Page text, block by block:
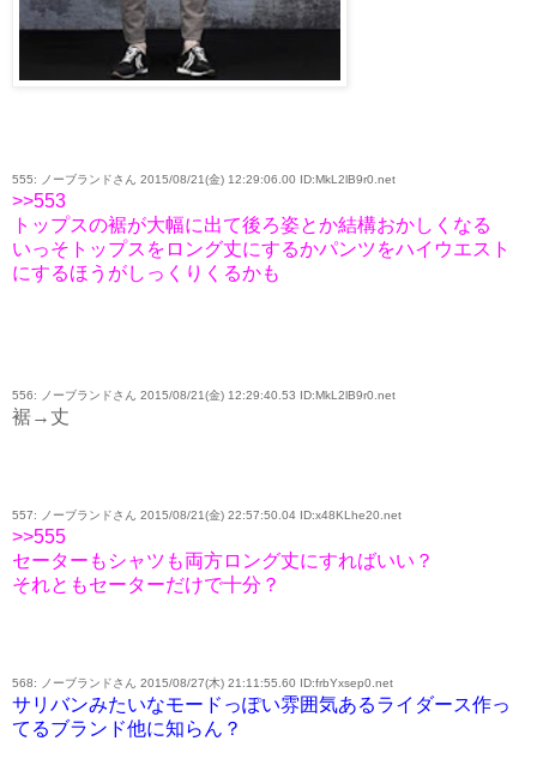
555: ノーブランドさん 2015/08/21(金) 12:29:06.00 ID:MkL2lB9r0.net
>>553
トップスの裾が大幅に出て後ろ姿とか結構おかしくなる
いっそトップスをロング丈にするかパンツをハイウエスト
にするほうがしっくりくるかも
556: ノーブランドさん 2015/08/21(金) 12:29:40.53 ID:MkL2lB9r0.net
裾→丈
557: ノーブランドさん 2015/08/21(金) 22:57:50.04 ID:x48KLhe20.net
>>555
セーターもシャツも両方ロング丈にすればいい？
それともセーターだけで十分？
568: ノーブランドさん 2015/08/27(木) 21:11:55.60 ID:frbYxsep0.net
サリバンみたいなモードっぽい雰囲気あるライダース作っ
てるブランド他に知らん？